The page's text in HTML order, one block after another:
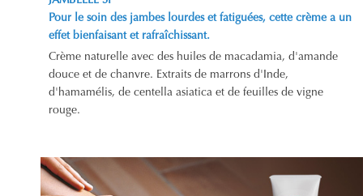
Pour le soin des jambes lourdes et fatiguées, cette crème a un
effet bienfaisant et rafraîchissant.
Crème naturelle avec des huiles de macadamia, d'amande
douce et de chanvre. Extraits de marrons d'Inde,
d'hamamélis, de centella asiatica et de feuilles de vigne
rouge.